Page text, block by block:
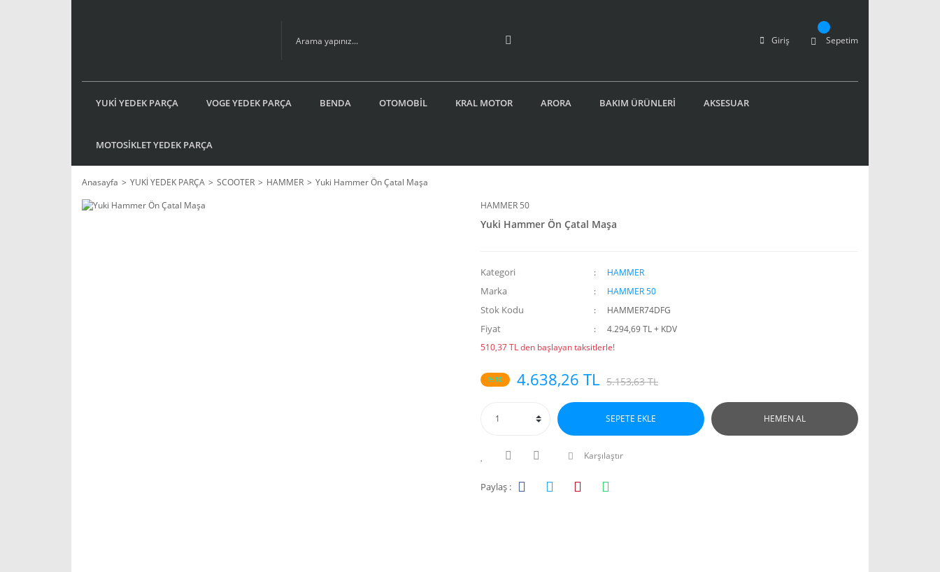
Giriş Sepetim
YUKİ YEDEK PARÇA VOGE YEDEK PARÇA BENDA OTOMOBİL KRAL MOTOR ARORA BAKIM ÜRÜNLERİ AKSESUAR
MOTOSİKLET YEDEK PARÇA
Anasayfa YUKİ YEDEK PARÇA SCOOTER HAMMER
Yuki Hammer Ön Çatal Maşa
HAMMER 50
Yuki Hammer Ön Çatal Maşa
Kategori HAMMER
Marka HAMMER 50
Stok Kodu HAMMER74DFG
Fiyat
4.294,69 TL + KDV
510,37 TL den başlayan taksitlerle!
%10 4.638,26 TL 5.153,63 TL
SEPETE EKLE HEMEN AL
Karşılaştır
Paylaş :